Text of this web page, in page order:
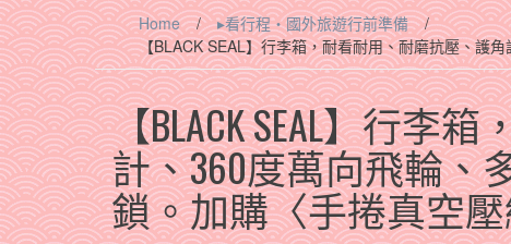
Home / ▸看行程‧國外旅遊行前準備
/
【BLACK SEAL】行李箱，耐看耐用、耐磨抗壓、護
【BLACK SEAL】行李
計、360度萬向飛輪、
鎖。加購〈手捲真空